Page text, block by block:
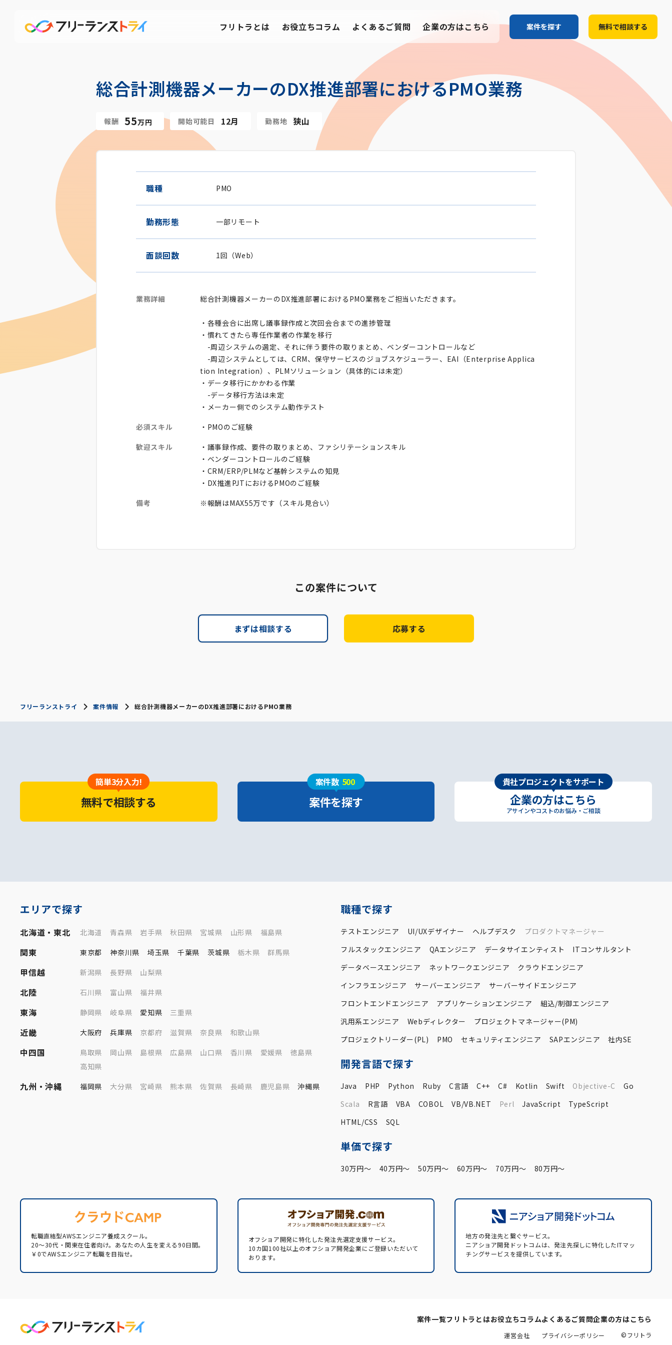
フリトラとは お役立ちコラム よくあるご質問 企業の方はこちら 案件を探す 無料で相談する
総合計測機器メーカーのDX推進部署におけるPMO業務
報酬 55万円 開始可能日 12月 勤務地 狭山
職種 PMO
勤務形態 一部リモート
面談回数 1回（Web）
業務詳細 総合計測機器メーカーのDX推進部署におけるPMO業務をご担当いただきます。
・各種会合に出席し議事録作成と次回会合までの進捗管理
・慣れてきたら専任作業者の作業を移行
-周辺システムの選定、それに伴う要件の取りまとめ、ベンダーコントロールなど
-周辺システムとしては、CRM、保守サービスのジョブスケジューラー、EAI（Enterprise Applica
tion Integration）、PLMソリューション（具体的には未定）
・データ移行にかかわる作業
-データ移行方法は未定
・メーカー側でのシステム動作テスト
必須スキル
・PMOのご経験
歓迎スキル
・議事録作成、要件の取りまとめ、ファシリテーションスキル
・ベンダーコントロールのご経験
・CRM/ERP/PLMなど基幹システムの知見
・DX推進PJTにおけるPMOのご経験
備考
※報酬はMAX55万です（スキル見合い）
この案件について
まずは相談する 応募する
フリーランストライ 案件情報 総合計測機器メーカーのDX推進部署におけるPMO業務
簡単3分入力!
無料で相談する
案件数 500
案件を探す
貴社プロジェクトをサポート
企業の方はこちら
アサインやコストのお悩み・ご相談
エリアで探す
北海道・東北 北海道 青森県 岩手県 秋田県 宮城県 山形県 福島県
関東 東京都 神奈川県 埼玉県 千葉県 茨城県 栃木県 群馬県
甲信越 新潟県 長野県 山梨県
北陸 石川県 富山県 福井県
東海 静岡県 岐阜県 愛知県 三重県
近畿 大阪府 兵庫県 京都府 滋賀県 奈良県 和歌山県
中四国 鳥取県 岡山県 島根県 広島県 山口県 香川県 愛媛県
徳島県
高知県
九州・沖縄 福岡県 大分県 宮崎県 熊本県 佐賀県 長崎県 鹿児島県 沖縄県
職種で探す
テストエンジニア UI/UXデザイナー ヘルプデスク
プロダクトマネージャー
フルスタックエンジニア
QAエンジニア データサイエンティスト
ITコンサルタント
データベースエンジニア
ネットワークエンジニア
クラウドエンジニア
インフラエンジニア
サーバーエンジニア
サーバーサイドエンジニア
フロントエンドエンジニア
アプリケーションエンジニア
組込/制御エンジニア
汎用系エンジニア
Webディレクター
プロジェクトマネージャー(PM)
プロジェクトリーダー(PL)
PMO セキュリティエンジニア SAPエンジニア 社内SE
開発言語で探す
Java PHP Python Ruby C言語 C++ C# Kotlin Swift Objective-C
Go
Scala
R言語 VBA COBOL VB/VB.NET Perl JavaScript
TypeScript
HTML/CSS
SQL
単価で探す
30万円〜 40万円〜 50万円〜 60万円〜 70万円〜 80万円〜
転職直結型AWSエンジニア養成スクール。
20〜30代・関東在住者向け。あなたの人生を変える90日間。
￥0でAWSエンジニア転職を目指せ。
オフショア開発に特化した発注先選定支援サービス。
10カ国100社以上のオフショア開発企業にご登録いただいて
おります。
地方の発注先と繋ぐサービス。
ニアショア開発ドットコムは、発注先探しに特化したITマッ
チングサービスを提供しています。
案件一覧フリトラとはお役立ちコラムよくあるご質問企業の方はこちら
運営会社 プライバシーポリシー ©フリトラ